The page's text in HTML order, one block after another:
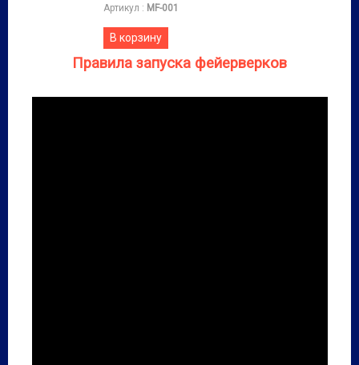
Артикул : MF-001
В корзину
Правила запуска фейерверков